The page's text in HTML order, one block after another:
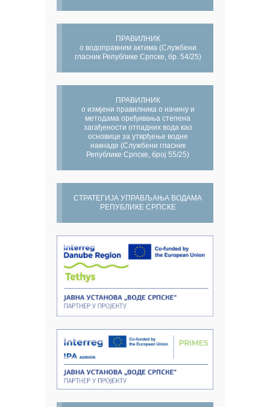
ПРАВИЛНИК
о водоправним актима (Службени
гласник Републике Српске, бр. 54/25)
ПРАВИЛНИК
о измјени правилника о начину и
методама оређивања степена
загађености отпадних вода као
основице за утврђење водне
накнаде (Службени гласник
Републике Српске, број 55/25)
СТРАТЕГИЈА УПРАВЉАЊА ВОДАМА
РЕПУБЛИКЕ СРПСКЕ